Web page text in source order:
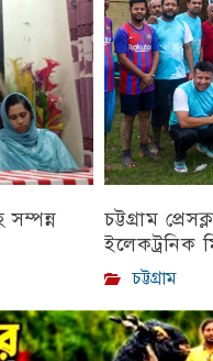
সম্পন্ন
চট্টগ্রাম
ইলেকট্রনিক
চট্টগ্রাম